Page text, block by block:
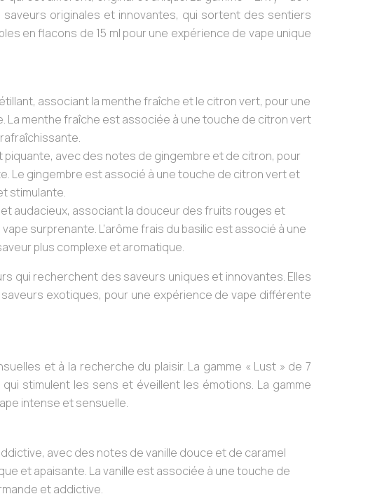
originales et innovantes, qui sortent des sentiers
en flacons de 15 ml pour une expérience de vape unique
associant la menthe fraîche et le citron vert, pour une
La menthe fraîche est associée à une touche de citron vert
piquante, avec des notes de gingembre et de citron, pour
Le gingembre est associé à une touche de citron vert et
stimulante.
et audacieux, associant la douceur des fruits rouges et
surprenante. L’arôme frais du basilic est associé à une
plus complexe et aromatique.
qui recherchent des saveurs uniques et innovantes. Elles
exotiques, pour une expérience de vape différente
et à la recherche du plaisir. La gamme « Lust » de 7
stimulent les sens et éveillent les émotions. La gamme
intense et sensuelle.
avec des notes de vanille douce et de caramel
et apaisante. La vanille est associée à une touche de
et addictive.